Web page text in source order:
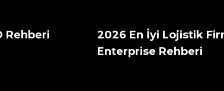
Rehberi
2026 En İyi Lojistik
Enterprise Rehberi